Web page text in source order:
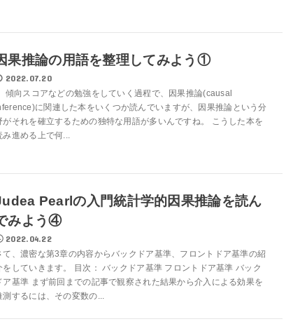
果推論の用語を整理してみよう①
2022.07.20
向スコアなどの勉強をしていく過程で、因果推論(causal
に関連した本をいくつか読んでいますが、因果推論という分
がそれを確立するための独特な用語が多いんですね。 こうした本を
み進める上で何...
Pearlの入門統計学的因果推論を読ん
みよう④
2022.04.22
て、濃密な第3章の内容からバックドア基準、フロントドア基準の紹
をしていきます。 目次： バックドア基準 フロントドア基準 バック
ア基準 まず前回までの記事で観察された結果から介入による効果を
測するには、その変数の...